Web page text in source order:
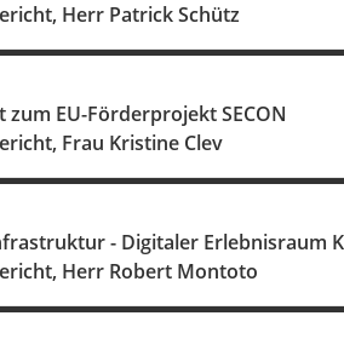
Herr Patrick Schütz
EU-Förderprojekt SECON
Frau Kristine Clev
- Digitaler Erlebnisraum
Herr Robert Montoto